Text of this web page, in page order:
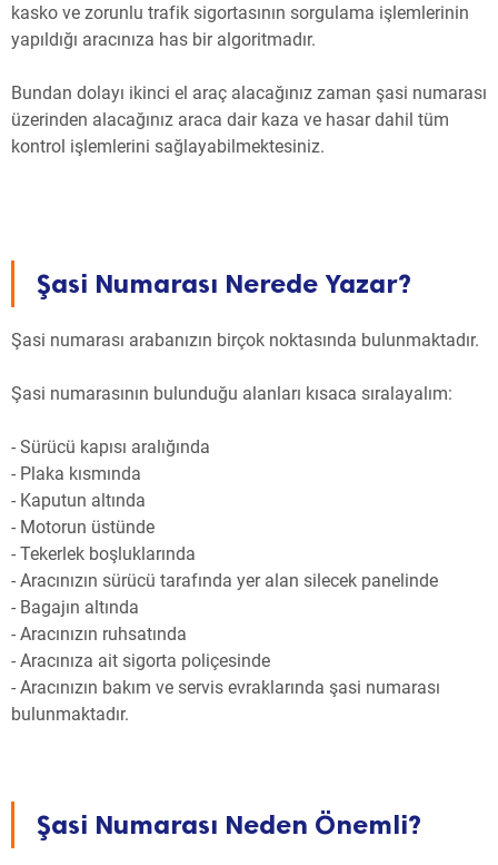
kasko ve zorunlu trafik sigortasının sorgulama işlemlerinin
yapıldığı aracınıza has bir algoritmadır.
Bundan dolayı ikinci el araç alacağınız zaman şasi numarası
üzerinden alacağınız araca dair kaza ve hasar dahil tüm
kontrol işlemlerini sağlayabilmektesiniz.
Şasi Numarası Nerede Yazar?
Şasi numarası arabanızın birçok noktasında bulunmaktadır.
Şasi numarasının bulunduğu alanları kısaca sıralayalım:
- Sürücü kapısı aralığında
- Plaka kısmında
- Kaputun altında
- Motorun üstünde
- Tekerlek boşluklarında
- Aracınızın sürücü tarafında yer alan silecek panelinde
- Bagajın altında
- Aracınızın ruhsatında
- Aracınıza ait sigorta poliçesinde
- Aracınızın bakım ve servis evraklarında şasi numarası
bulunmaktadır.
Şasi Numarası Neden Önemli?